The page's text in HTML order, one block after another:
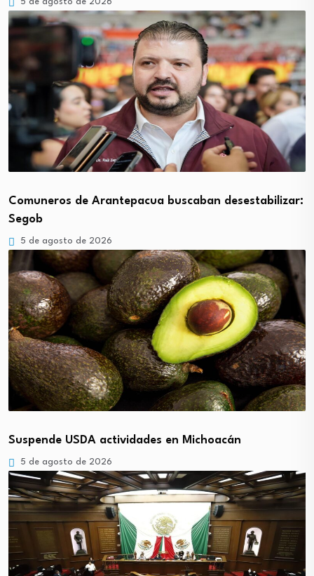
5 de agosto de 2026
Comuneros de Arantepacua buscaban desestabilizar:
Segob
5 de agosto de 2026
Suspende USDA actividades en Michoacán
5 de agosto de 2026